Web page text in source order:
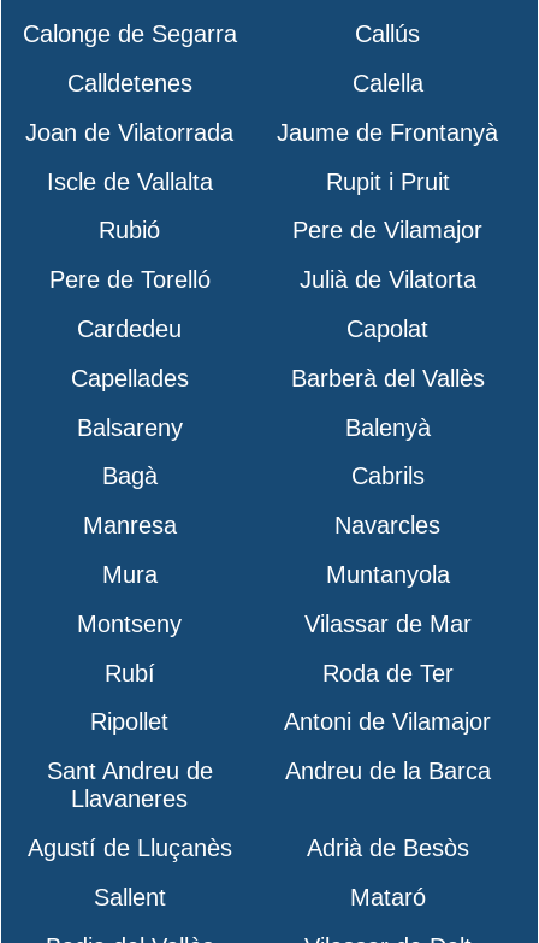
Calonge de Segarra
Callús
Calldetenes
Calella
Joan de Vilatorrada
Jaume de Frontanyà
Iscle de Vallalta
Rupit i Pruit
Rubió
Pere de Vilamajor
Pere de Torelló
Julià de Vilatorta
Cardedeu
Capolat
Capellades
Barberà del Vallès
Balsareny
Balenyà
Bagà
Cabrils
Manresa
Navarcles
Mura
Muntanyola
Montseny
Vilassar de Mar
Rubí
Roda de Ter
Ripollet
Antoni de Vilamajor
Sant Andreu de
Llavaneres
Andreu de la Barca
Agustí de Lluçanès
Adrià de Besòs
Sallent
Mataró